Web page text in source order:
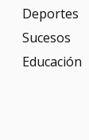
Deportes
Sucesos
Educación